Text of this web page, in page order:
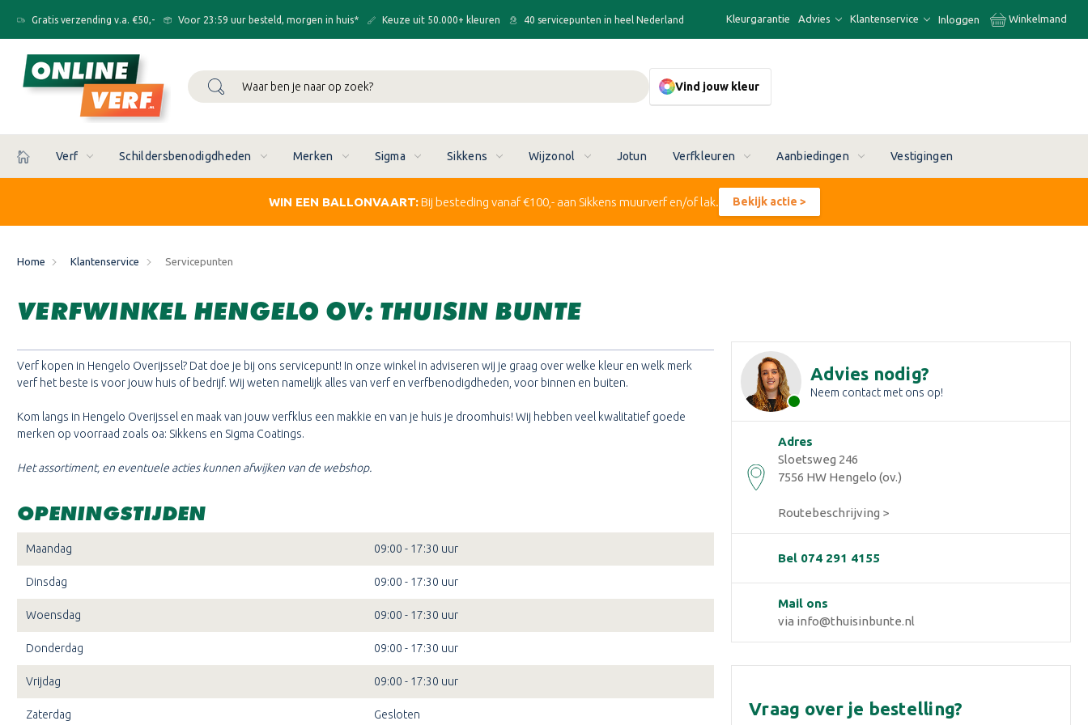
Gratis verzending v.a. €50,- Voor 23:59 uur besteld, morgen in huis* Keuze uit 50.000+ kleuren 40 servicepunten in heel Nederland Kleurgarantie Advies Klantenservice Inloggen Winkelmand
Zoeken
Vind jouw kleur
Verf Schildersbenodigdheden Merken Sigma Sikkens Wijzonol Jotun Verfkleuren Aanbiedingen Vestigingen
WIN EEN BALLONVAART:Bij besteding vanaf €100,- aan Sikkens muurverf en/of lak. Bekijk actie >
Home Klantenservice Servicepunten
VERFWINKEL HENGELO OV: THUISIN BUNTE
Verf kopen in Hengelo Overijssel? Dat doe je bij ons servicepunt! In onze winkel in adviseren wij je graag over welke kleur en welk merk
verf het beste is voor jouw huis of bedrijf. Wij weten namelijk alles van verf en verfbenodigdheden, voor binnen en buiten.
Kom langs in Hengelo Overijssel en maak van jouw verfklus een makkie en van je huis je droomhuis! Wij hebben veel kwalitatief goede
merken op voorraad zoals oa: Sikkens en Sigma Coatings.
Het assortiment, en eventuele acties kunnen afwijken van de webshop.
OPENINGSTIJDEN
Maandag 09:00 - 17:30 uur
Dinsdag 09:00 - 17:30 uur
Woensdag 09:00 - 17:30 uur
Donderdag 09:00 - 17:30 uur
Vrijdag 09:00 - 17:30 uur
Zaterdag Gesloten
Advies nodig?
Neem contact met ons op!
Adres
Sloetsweg 246
7556 HW Hengelo (ov.)
Routebeschrijving >
Bel 074 291 4155
Mail ons
via info@thuisinbunte.nl
Vraag over je bestelling?